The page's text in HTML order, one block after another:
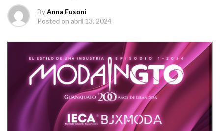
ByAnna Fusoni
Posted on abril 13, 2024